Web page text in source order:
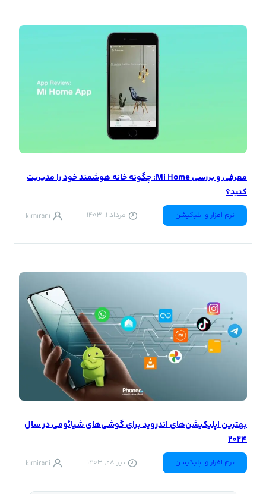
معرفی و بررسی Mi Home: چگونه خانه هوشمند خود را مدیریت
کنید؟
نرم افزار و اپلیکیشن مرداد 1, 1403 k1mirani
بهترین اپلیکیشن‌های اندروید برای گوشی‌های شیائومی در سال
2024
نرم افزار و اپلیکیشن تیر 28, 1403 k1mirani